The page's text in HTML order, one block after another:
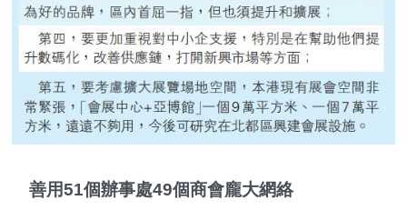
善用51個辦事處49個商會龐大網絡